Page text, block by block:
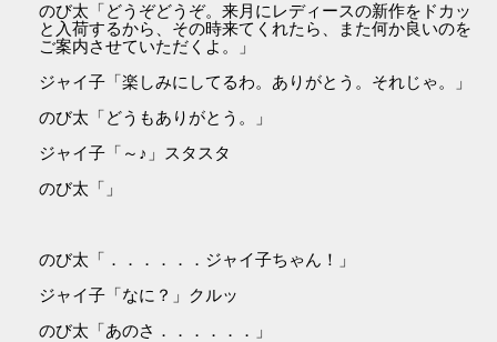
のび太「どうぞどうぞ。来月にレディースの新作をドカッ
と入荷するから、その時来てくれたら、また何か良いのを
ご案内させていただくよ。」
ジャイ子「楽しみにしてるわ。ありがとう。それじゃ。」
のび太「どうもありがとう。」
ジャイ子「～♪」スタスタ
のび太「」
のび太「．．．．．．ジャイ子ちゃん！」
ジャイ子「なに？」クルッ
のび太「あのさ．．．．．．」